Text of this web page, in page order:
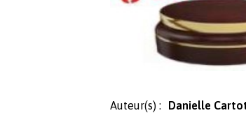
Auteur(s) : Danielle